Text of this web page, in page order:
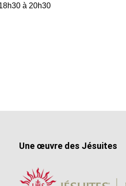
à 20h30
Une œuvre des Jésuites